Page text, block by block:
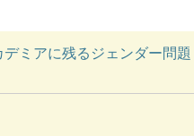
ミアに残るジェンダー問題